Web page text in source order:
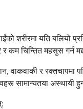
शरीरमा यति बलियो
कम चिन्तित महसुस गर्न
वाकवाकी र
सामान्यतया अस्थायी